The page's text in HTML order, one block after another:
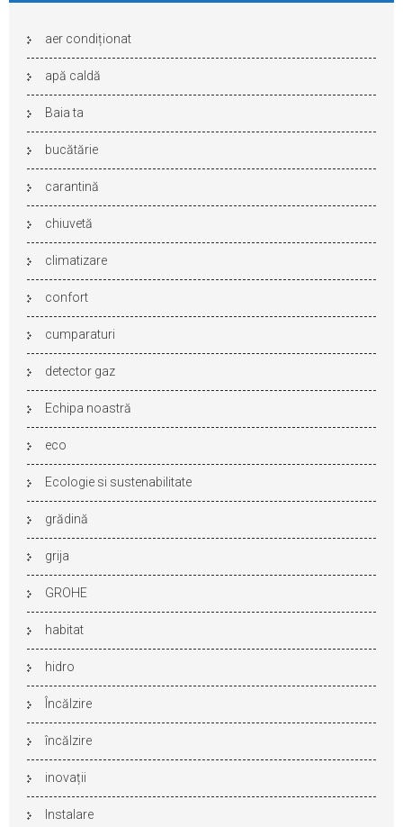
aer condiționat
apă caldă
Baia ta
bucătărie
carantină
chiuvetă
climatizare
confort
cumparaturi
detector gaz
Echipa noastră
eco
Ecologie si sustenabilitate
grădină
grija
GROHE
habitat
hidro
Încălzire
încălzire
inovații
Instalare